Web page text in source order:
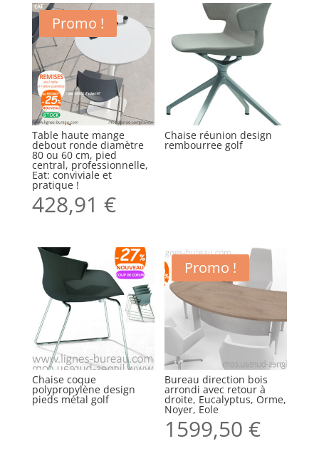
Promo !
Table haute mange
debout ronde diamètre
80 ou 60 cm, pied
central, professionnelle,
Eat: conviviale et
pratique !
428,91 €
Chaise réunion design
rembourree golf
Chaise coque
polypropylène design
pieds métal golf
Promo !
Bureau direction bois
arrondi avec retour à
droite, Eucalyptus, Orme,
Noyer, Eole
1599,50€